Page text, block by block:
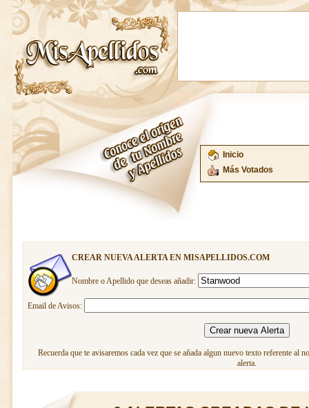
Inicio
Más Votados
CREAR NUEVA ALERTA EN MISAPELLIDOS.COM
Nombre o Apellido que deseas añadir:
Email de Avisos:
Recuerda que te avisaremos cada vez que se añada algun nuevo texto referente al
alerta.